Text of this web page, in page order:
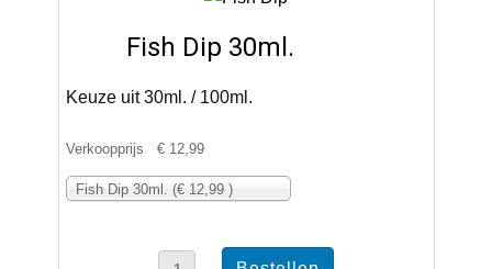
Fish Dip 30ml.
Keuze uit 30ml. / 100ml.
Verkoopprijs € 12,99
Fish Dip 30ml. (€ 12,99 )